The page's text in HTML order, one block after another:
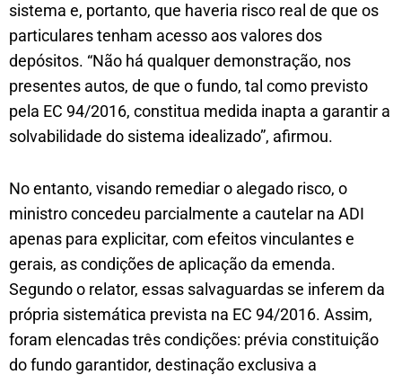
sistema e, portanto, que haveria risco real de que os
particulares tenham acesso aos valores dos
depósitos. “Não há qualquer demonstração, nos
presentes autos, de que o fundo, tal como previsto
pela EC 94/2016, constitua medida inapta a garantir a
solvabilidade do sistema idealizado”, afirmou.
No entanto, visando remediar o alegado risco, o
ministro concedeu parcialmente a cautelar na ADI
apenas para explicitar, com efeitos vinculantes e
gerais, as condições de aplicação da emenda.
Segundo o relator, essas salvaguardas se inferem da
própria sistemática prevista na EC 94/2016. Assim,
foram elencadas três condições: prévia constituição
do fundo garantidor, destinação exclusiva a